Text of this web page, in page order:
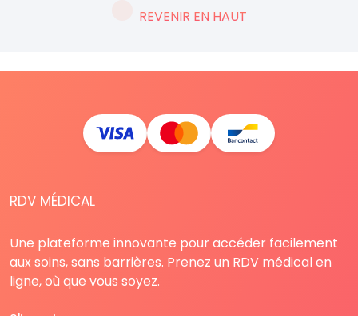
REVENIR EN HAUT
RDV MÉDICAL
Une plateforme innovante pour accéder facilement
aux soins, sans barrières. Prenez un RDV médical en
ligne, où que vous soyez.